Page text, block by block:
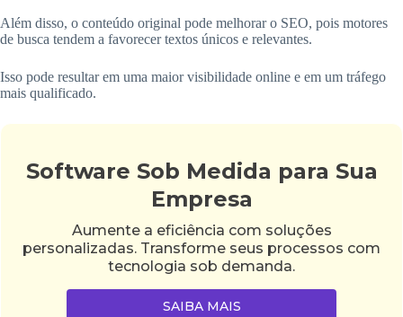
Além disso, o conteúdo original pode melhorar o SEO, pois motores
de busca tendem a favorecer textos únicos e relevantes.
Isso pode resultar em uma maior visibilidade online e em um tráfego
mais qualificado.
Software Sob Medida para Sua
Empresa
Aumente a eficiência com soluções
personalizadas. Transforme seus processos com
tecnologia sob demanda.
SAIBA MAIS